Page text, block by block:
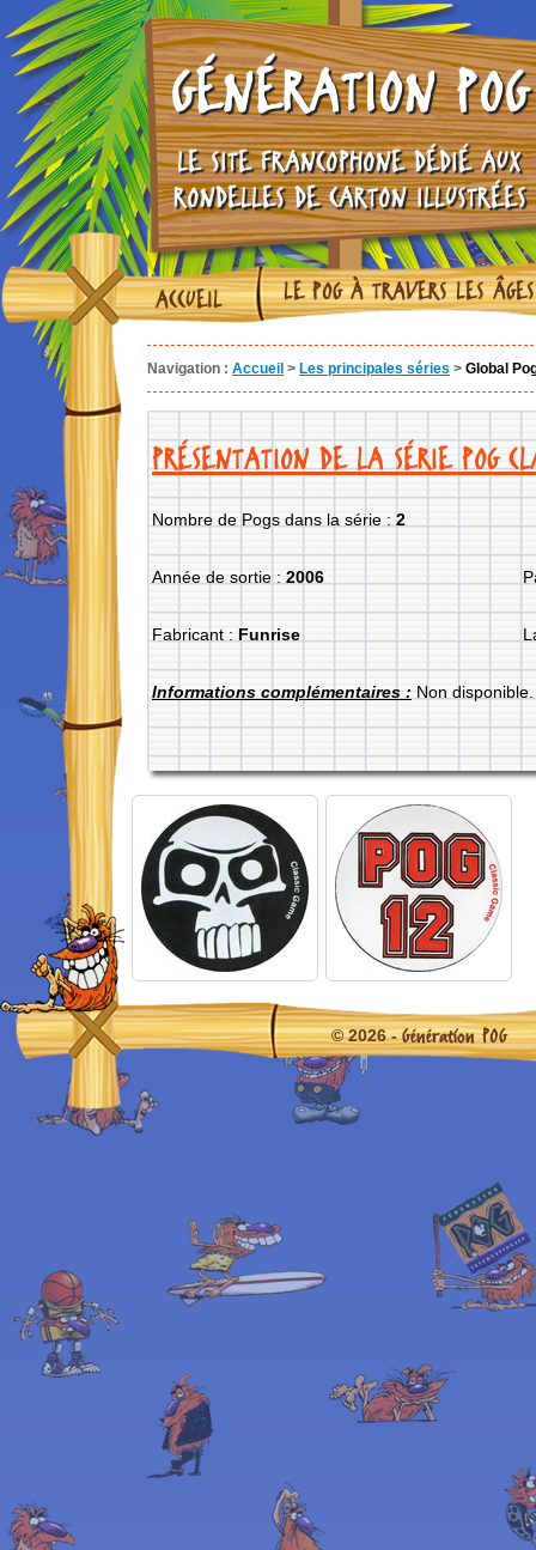
GÉNÉRATION POG
LE SITE FRANCOPHONE DÉDIÉ AUX
RONDELLES DE CARTON ILLUSTRÉES
ACCUEIL LE POG À TRAVERS LES ÂGES
Navigation : Accueil > Les principales séries > Global
PRÉSENTATION DE LA SÉRIE POG
Nombre de Pogs dans la série : 2
Année de sortie : 2006
Fabricant : Funrise
Informations complémentaires : Non disponible.
© 2026 -Génération POG